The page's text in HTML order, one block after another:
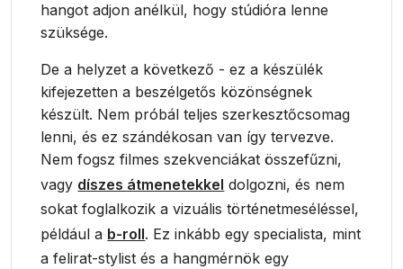
hangot adjon anélkül, hogy stúdióra lenne
szüksége.
De a helyzet a következő - ez a készülék
kifejezetten a beszélgetős közönségnek
készült. Nem próbál teljes szerkesztőcsomag
lenni, és ez szándékosan van így tervezve.
Nem fogsz filmes szekvenciákat összefűzni,
vagy díszes átmenetekkel dolgozni, és nem
sokat foglalkozik a vizuális történetmeséléssel,
például a b-roll. Ez inkább egy specialista, mint
a felirat-stylist és a hangmérnök egy